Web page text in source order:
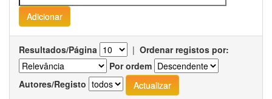
Resultados/Página | Ordenar registos por:
Por ordem
Autores/Registo